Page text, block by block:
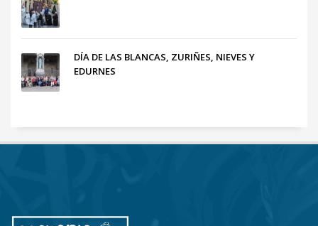
DÍA DE LAS BLANCAS, ZURIÑES, NIEVES Y
EDURNES